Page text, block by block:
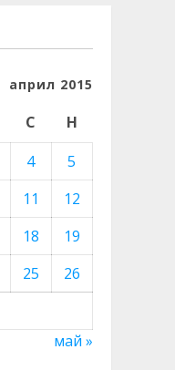
април 2015
С
Н
4
5
11
12
18
19
25
26
май »